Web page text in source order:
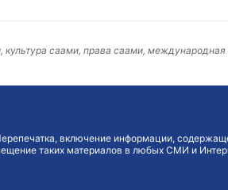
саами, права саами,
включение информации,
таких материалов в любых СМИ и